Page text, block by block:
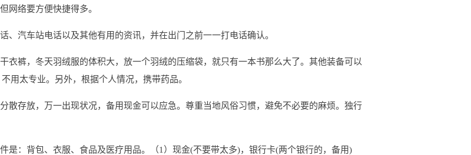
网络要方便快捷得多。
汽车站电话以及其他有用的资讯，并在出门之前一一打电话确认。
衣裤，冬天羽绒服的体积大，放一个羽绒的压缩袋，就只有一本书那么大了。其他装备可以
用太专业。另外，根据个人情况，携带药品。
散存放，万一出现状况，备用现金可以应急。尊重当地风俗习惯，避免不必要的麻烦。独行
是：背包、衣服、食品及医疗用品。（1）现金(不要带太多)，银行卡(两个银行的，备用)